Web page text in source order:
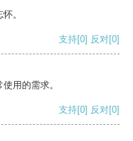
。
支持[0] 反对[0]
用的需求。
支持[0] 反对[0]